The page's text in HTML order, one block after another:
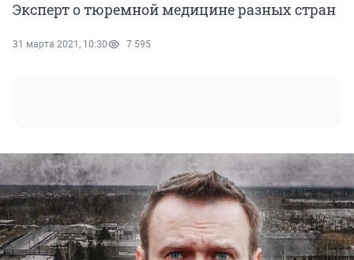
Эксперт о тюремной медицине разных стран
31 марта 2021, 10:30 7 595